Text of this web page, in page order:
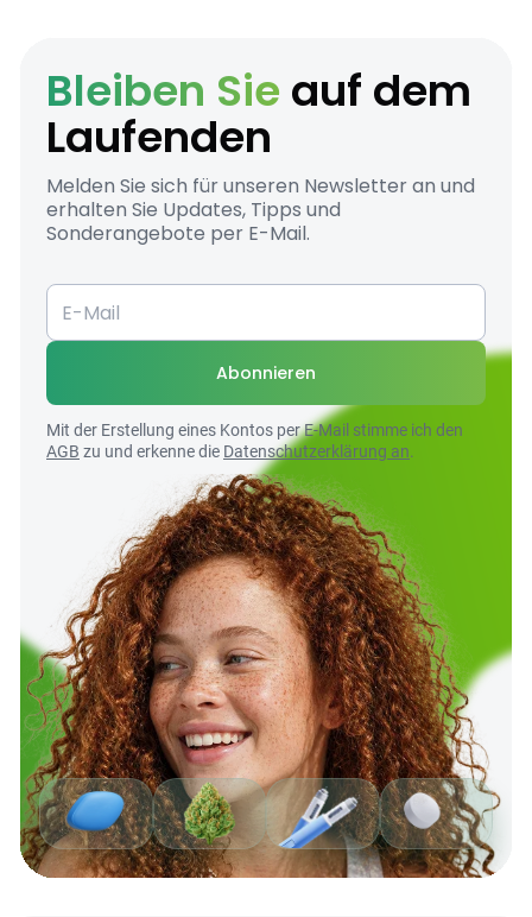
Multimorbidity in Men
, nature.com
Bleiben Sie auf dem
Laufenden
Melden Sie sich für unseren Newsletter an und
erhalten Sie Updates, Tipps und
Sonderangebote per E-Mail.
Abonnieren
Mit der Erstellung eines Kontos per E-Mail stimme ich den
AGB zu und erkenne die Datenschutzerklärung an.